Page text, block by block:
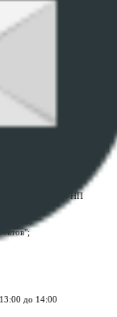
COOKIE-
по оказанию
авторским
"БелЮрОбеспечение"
, УНП
до 14:00